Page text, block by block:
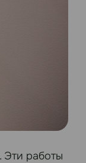
Эти работы